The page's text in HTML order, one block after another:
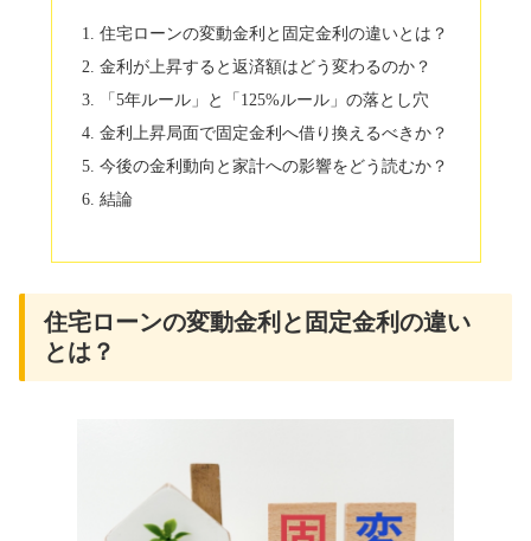
住宅ローンの変動金利と固定金利の違いとは？
金利が上昇すると返済額はどう変わるのか？
「5年ルール」と「125%ルール」の落とし穴
金利上昇局面で固定金利へ借り換えるべきか？
今後の金利動向と家計への影響をどう読むか？
結論
住宅ローンの変動金利と固定金利の違い
とは？